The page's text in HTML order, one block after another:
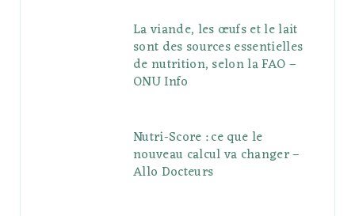
La viande, les œufs et le lait
sont des sources essentielles
de nutrition, selon la FAO –
ONU Info
Nutri-Score : ce que le
nouveau calcul va changer –
Allo Docteurs